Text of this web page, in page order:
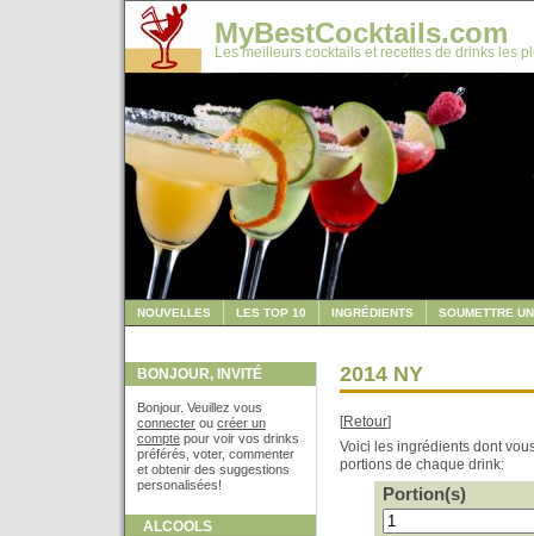
MyBestCocktails.com
Les meilleurs cocktails et recettes de drinks les
NOUVELLES LES TOP 10 INGRÉDIENTS SOUMETTRE
BONJOUR, INVITÉ
Bonjour. Veuillez vous
connecter ou créer un
compte pour voir vos drinks
préférés, voter, commenter
et obtenir des suggestions
personalisées!
ALCOOLS
2014 NY
[Retour]
Voici les ingrédients dont
portions de chaque drink:
Portion(s)